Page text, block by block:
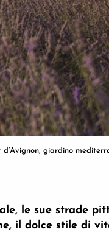
d’Avignon, giardino
le sue strade
il dolce stile di